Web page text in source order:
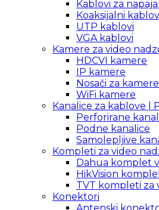
Kablovi za
Koaksijalni
UTP kablovi
VGA kablovi
Kamere za video
HDCVI kamere
IP kamere
Nosači za kamere
WiFi kamere
Kanalice za kablove |
Perforirane
Podne kanalice
Samolepljive
Kompleti za video
Dahua komplet
HikVision
TVT kompleti za
Konektori